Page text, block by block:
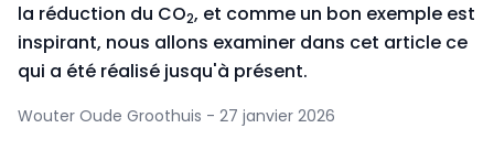
la réduction du CO2, et comme un bon exemple est
inspirant, nous allons examiner dans cet article ce
qui a été réalisé jusqu'à présent.
Wouter Oude Groothuis - 27 janvier 2026